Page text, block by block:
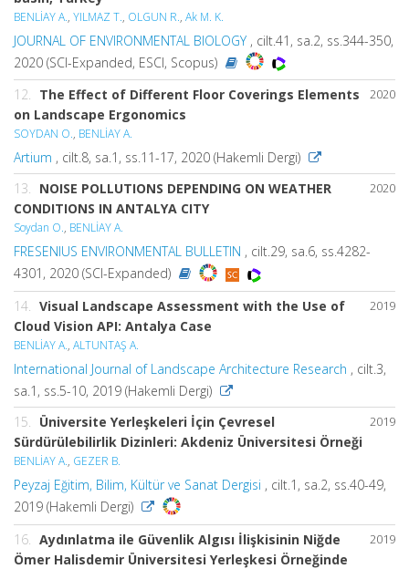
BENLİAY A., YILMAZ T., OLGUN R., Ak M. K.
JOURNAL OF ENVIRONMENTAL BIOLOGY , cilt.41, sa.2, ss.344-350,
2020 (SCI-Expanded, ESCI, Scopus)
2020
12. The Effect of Different Floor Coverings Elements
on Landscape Ergonomics
SOYDAN O., BENLİAY A.
Artium , cilt.8, sa.1, ss.11-17, 2020 (Hakemli Dergi)
2020
13. NOISE POLLUTIONS DEPENDING ON WEATHER
CONDITIONS IN ANTALYA CITY
Soydan O., BENLİAY A.
FRESENIUS ENVIRONMENTAL BULLETIN , cilt.29, sa.6, ss.4282-
4301, 2020 (SCI-Expanded)
2019
14. Visual Landscape Assessment with the Use of
Cloud Vision API: Antalya Case
BENLİAY A., ALTUNTAŞ A.
International Journal of Landscape Architecture Research , cilt.3,
sa.1, ss.5-10, 2019 (Hakemli Dergi)
2019
15. Üniversite Yerleşkeleri İçin Çevresel
Sürdürülebilirlik Dizinleri: Akdeniz Üniversitesi Örneği
BENLİAY A., GEZER B.
Peyzaj Eğitim, Bilim, Kültür ve Sanat Dergisi , cilt.1, sa.2, ss.40-49,
2019 (Hakemli Dergi)
2019
16. Aydınlatma ile Güvenlik Algısı İlişkisinin Niğde
Ömer Halisdemir Üniversitesi Yerleşkesi Örneğinde